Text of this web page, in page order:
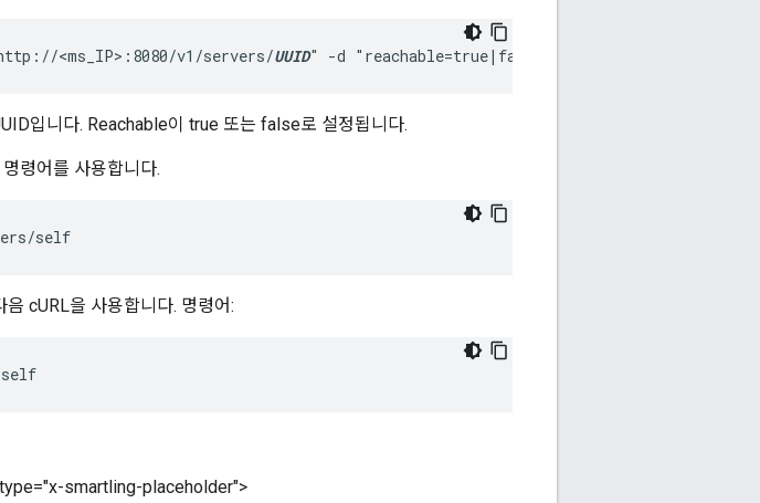
<ms_IP>:8080/v1/servers/UUID" -d "reachable=true|false"
입니다. Reachable이 true 또는 false로 설정됩니다.
령어를 사용합니다.
self
cURL을 사용합니다. 명령어:
self
smartling-placeholder">